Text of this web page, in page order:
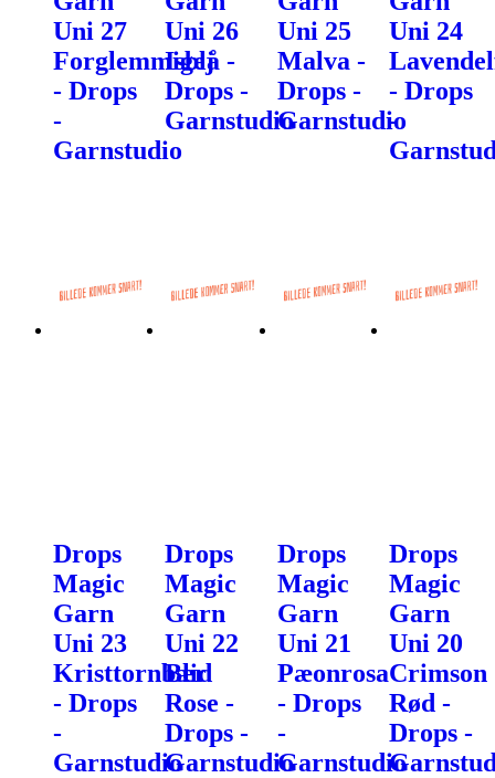
Uni 27
Forglemmigej
- Drops
-
Garnstudio
Uni 26
Isblå -
Drops -
Garnstudio
Uni 25
Malva -
Drops -
Garnstudio
Uni 24
- Drops
-
Drops
Magic
Garn
Uni 23
Kristtornbær
- Drops
-
Garnstudio
Drops
Magic
Garn
Uni 22
Blid
Rose -
Drops -
Garnstudio
Drops
Magic
Garn
Uni 21
Pæonrosa
- Drops
-
Garnstudio
Drops
Magic
Garn
Uni 20
Crimson
Rød -
Drops -